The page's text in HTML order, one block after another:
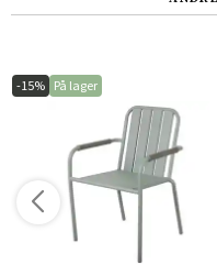
-15% På lager